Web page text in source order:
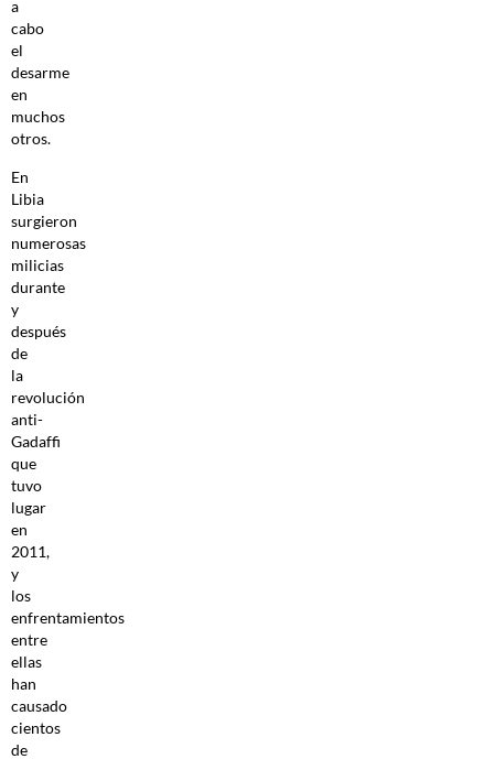
a
cabo
el
desarme
en
muchos
otros.
En
Libia
surgieron
numerosas
milicias
durante
y
después
de
la
revolución
anti-
Gadaffi
que
tuvo
lugar
en
2011,
y
los
enfrentamientos
entre
ellas
han
causado
cientos
de